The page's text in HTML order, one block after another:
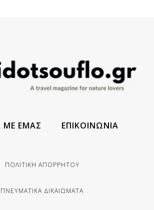
ΜΕ ΕΜΑΣ ΕΠΙΚΟΙΝΩΝΙΑ
ΠΟΛΙΤΙΚΗ ΑΠΟΡΡΗΤΟΥ
ΠΝΕΥΜΑΤΙΚΑ ΔΙΚΑΙΩΜΑΤΑ